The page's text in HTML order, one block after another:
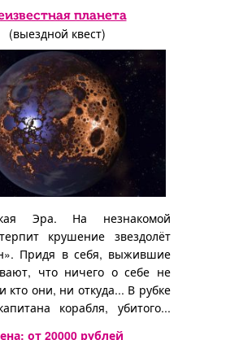
планета
(выездной квест)
Эра. На незнакомой
крушение звездолёт
Придя в себя, выжившие
что ничего о себе не
кто они, ни откуда... В рубке
корабля, убитого...
от 20000рублей